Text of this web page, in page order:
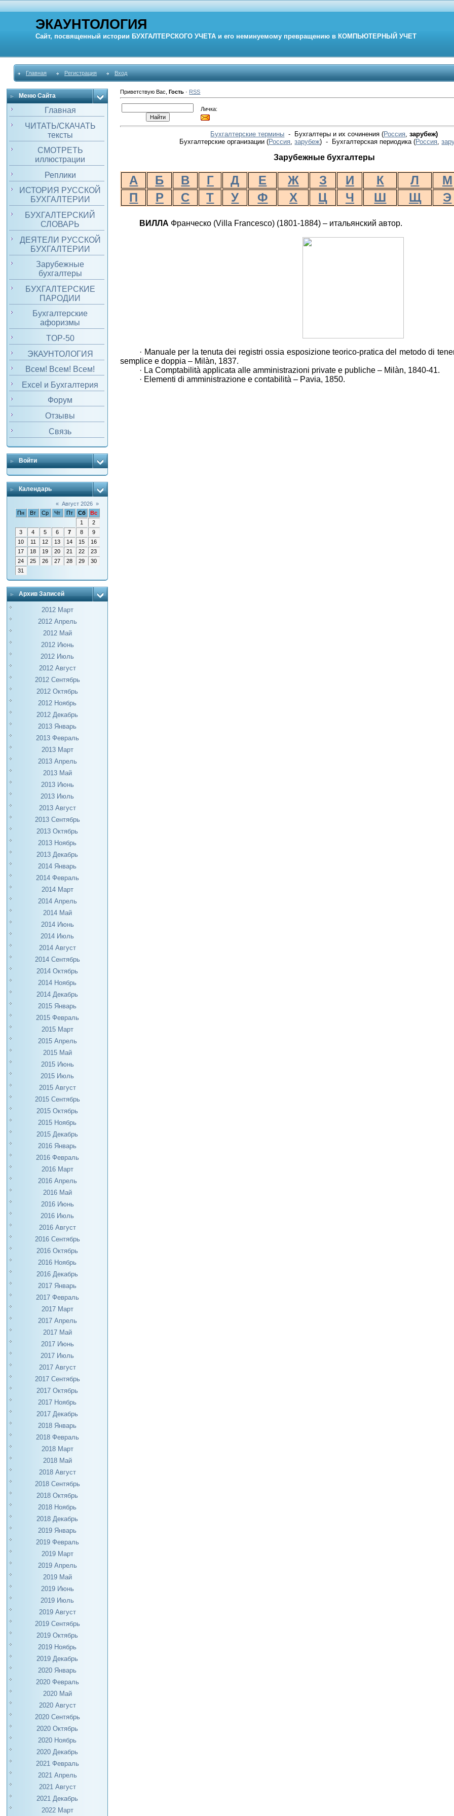
ЭКАУНТОЛОГИЯ
Сайт, посвященный истории БУХГАЛТЕРСКОГО УЧЕТА и его неминуемому превращению в КОМПЬЮТЕРНЫЙ УЧЕТ
Главная Регистрация Вход
Меню Сайта
Главная
ЧИТАТЬ/СКАЧАТЬ
тексты
СМОТРЕТЬ
иллюстрации
Реплики
ИСТОРИЯ РУССКОЙ
БУХГАЛТЕРИИ
БУХГАЛТЕРСКИЙ
СЛОВАРЬ
ДЕЯТЕЛИ РУССКОЙ
БУХГАЛТЕРИИ
Зарубежные
бухгалтеры
БУХГАЛТЕРСКИЕ
ПАРОДИИ
Бухгалтерские
афоризмы
TOP-50
ЭКАУНТОЛОГИЯ
Всем! Всем! Всем!
Excel и Бухгалтерия
Форум
Отзывы
Связь
Войти
Календарь
« Август 2026 »
Пн
Вт Ср Чт Пт Сб
Вс
1
2
3
4 5 6 7 8
9
10
11 12 13 14 15
16
17
18 19 20 21 22
23
24
25 26 27 28 29
30
31
Архив Записей
2012 Март
2012 Апрель
2012 Май
2012 Июнь
2012 Июль
2012 Август
2012 Сентябрь
2012 Октябрь
2012 Ноябрь
2012 Декабрь
2013 Январь
2013 Февраль
2013 Март
2013 Апрель
2013 Май
2013 Июнь
2013 Июль
2013 Август
2013 Сентябрь
2013 Октябрь
2013 Ноябрь
2013 Декабрь
2014 Январь
2014 Февраль
2014 Март
2014 Апрель
2014 Май
2014 Июнь
2014 Июль
2014 Август
2014 Сентябрь
2014 Октябрь
2014 Ноябрь
2014 Декабрь
2015 Январь
2015 Февраль
2015 Март
2015 Апрель
2015 Май
2015 Июнь
2015 Июль
2015 Август
2015 Сентябрь
2015 Октябрь
2015 Ноябрь
2015 Декабрь
2016 Январь
2016 Февраль
2016 Март
2016 Апрель
2016 Май
2016 Июнь
2016 Июль
2016 Август
2016 Сентябрь
2016 Октябрь
2016 Ноябрь
2016 Декабрь
2017 Январь
2017 Февраль
2017 Март
2017 Апрель
2017 Май
2017 Июнь
2017 Июль
2017 Август
2017 Сентябрь
2017 Октябрь
2017 Ноябрь
2017 Декабрь
2018 Январь
2018 Февраль
2018 Март
2018 Май
2018 Август
2018 Сентябрь
2018 Октябрь
2018 Ноябрь
2018 Декабрь
2019 Январь
2019 Февраль
2019 Март
2019 Апрель
2019 Май
2019 Июнь
2019 Июль
2019 Август
2019 Сентябрь
2019 Октябрь
2019 Ноябрь
2019 Декабрь
2020 Январь
2020 Февраль
2020 Май
2020 Август
2020 Сентябрь
2020 Октябрь
2020 Ноябрь
2020 Декабрь
2021 Февраль
2021 Апрель
2021 Август
2021 Декабрь
2022 Март
Приветствую Вас ,Гость · RSS
Личка:
Бухгалтерские термины - Бухгалтеры и их сочинения (Россия ,зарубеж)
Бухгалтерские организации (Россия ,зарубеж) - Бухгалтерская периодика(Россия ,
Зарубежные бухгалтеры
А Б В Г Д Е Ж З И К Л М
П
Р С Т У Ф Х Ц Ч Ш Щ Э
ВИЛЛА Франческо (Villa Francesco) (1801-1884) – итальянский автор.
· Manuale per la tenuta dei registri ossia esposizione teorico-pratica del metodo di
semplice e doppia – Milàn, 1837.
· La Comptabilità applicata alle amministrazioni private e publiche – Milàn, 1840-41.
· Elementi di amministrazione e contabilità – Pavia, 1850.